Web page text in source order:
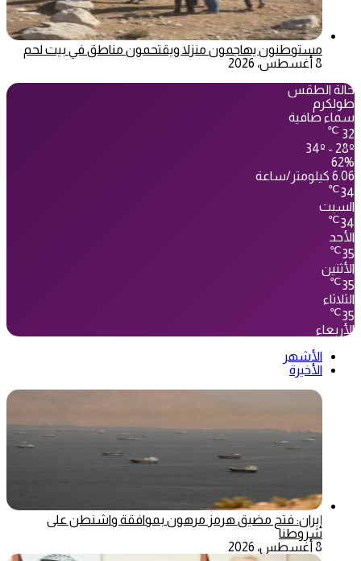
مستوطنون يهاجمون منزلا ويقتحمون مناطق في بيت لحم
8 أغسطس، 2026
حالة الطقس
طولكرم
سماء صافية
32
℃
34º - 28º
62%
6.06 كيلومتر/ساعة
34
℃
السبت
34
℃
الأحد
35
℃
الأثنين
35
℃
الثلاثاء
35
℃
الأربعاء
الأشهر
الأخيرة
إيران: فتح مضيق هرمز مرهون بموافقة واشنطن على
شروطنا
8 أغسطس، 2026